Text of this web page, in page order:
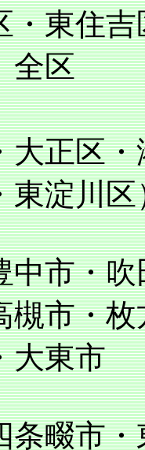
・東住吉
阿
大正区
東淀川区
市・
槻市・
大東市
大